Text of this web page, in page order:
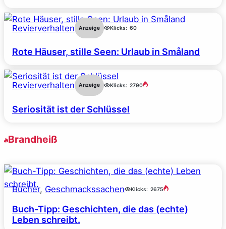
Revierverhalten Anzeige Klicks: 60
Rote Häuser, stille Seen: Urlaub in Småland
Revierverhalten Anzeige Klicks: 2790
Seriosität ist der Schlüssel
Brandheiß
Bücher, Geschmackssachen Klicks: 2675
Buch-Tipp: Geschichten, die das (echte)
Leben schreibt.